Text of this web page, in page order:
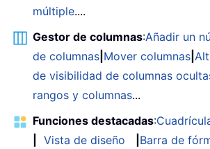
múltiple....
Gestor de columnas:Añadir un
de columnas Mover columnas
de visibilidad de columnas
rangos y columnas...
Funciones destacadas:
Vista de diseño
Barra de